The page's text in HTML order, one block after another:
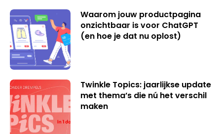
Waarom jouw productpagina
onzichtbaar is voor ChatGPT
(en hoe je dat nu oplost)
Twinkle Topics: jaarlijkse update
met thema’s die nú het verschil
maken